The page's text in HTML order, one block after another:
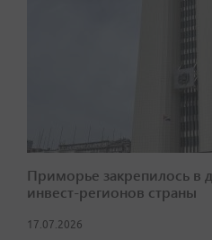
Приморье закрепилось в
инвест-регионов страны
17.07.2026